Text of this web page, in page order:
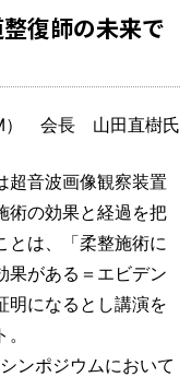
復師の未来で
） 会長 山田直樹氏
超音波画像観察装置
術の効果と経過を把
とは、「柔整施術に
果がある＝エビデン
明になるとし講演を
ンポジウムにおいて